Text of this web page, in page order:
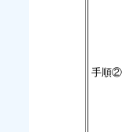
手順②